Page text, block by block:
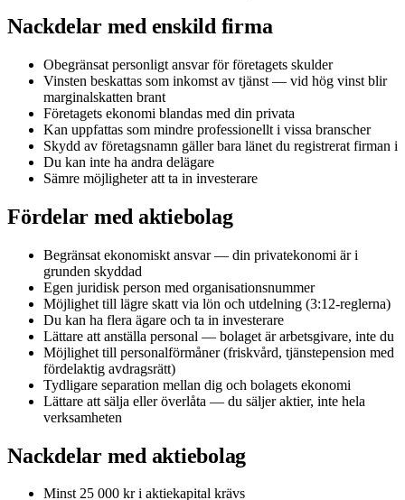
Nackdelar med enskild firma
Obegränsat personligt ansvar för företagets skulder
Vinsten beskattas som inkomst av tjänst — vid hög vinst blir
marginalskatten brant
Företagets ekonomi blandas med din privata
Kan uppfattas som mindre professionellt i vissa branscher
Skydd av företagsnamn gäller bara länet du registrerat firman i
Du kan inte ha andra delägare
Sämre möjligheter att ta in investerare
Fördelar med aktiebolag
Begränsat ekonomiskt ansvar — din privatekonomi är i
grunden skyddad
Egen juridisk person med organisationsnummer
Möjlighet till lägre skatt via lön och utdelning (3:12-reglerna)
Du kan ha flera ägare och ta in investerare
Lättare att anställa personal — bolaget är arbetsgivare, inte du
Möjlighet till personalförmåner (friskvård, tjänstepension med
fördelaktig avdragsrätt)
Tydligare separation mellan dig och bolagets ekonomi
Lättare att sälja eller överlåta — du säljer aktier, inte hela
verksamheten
Nackdelar med aktiebolag
Minst 25 000 kr i aktiekapital krävs